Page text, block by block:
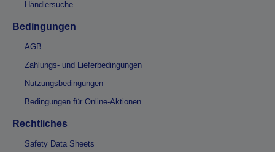
Händlersuche
Bedingungen
AGB
Zahlungs- und Lieferbedingungen
Nutzungsbedingungen
Bedingungen für Online-Aktionen
Rechtliches
Safety Data Sheets